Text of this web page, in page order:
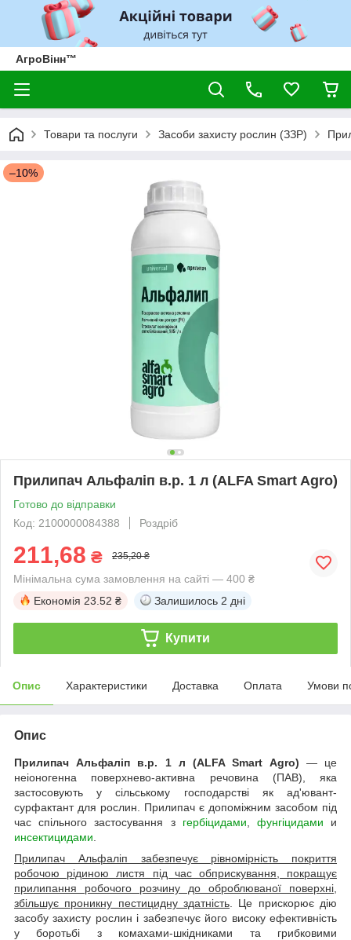
АгроВінн™
Товари та послуги Засоби захисту рослин (ЗЗР)
–10%
Прилипач Альфаліп в.р. 1 л (ALFA Smart Agro)
Готово до відправки
Код: 2100000084388
Роздріб
211,68 ₴ 235,20 ₴
Мінімальна сума замовлення на сайті — 400 ₴
Економія 23.52 ₴ Залишилось 2 дні
Купити
Опис Характеристики Доставка Оплата Умови
Опис
Прилипач Альфаліп в.р. 1 л (ALFA Smart Agro) — це
неіоногенна поверхнево-активна речовина (ПАВ), яка
застосовують у сільському господарстві як ад'ювант-
сурфактант для рослин. Прилипач є допоміжним засобом під
час спільного застосування з гербіцидами фунгіцидами и
инсектицидами
Прилипач Альфаліп забезпечує рівномірність покриття
робочою рідиною листя під час обприскування, покращує
прилипання робочого розчину до оброблюваної поверхні,
збільшує проникну пестицидну здатність . Це прискорює дію
засобу захисту рослин і забезпечує його високу ефективність
у боротьбі з комахами-шкідниками та грибковими